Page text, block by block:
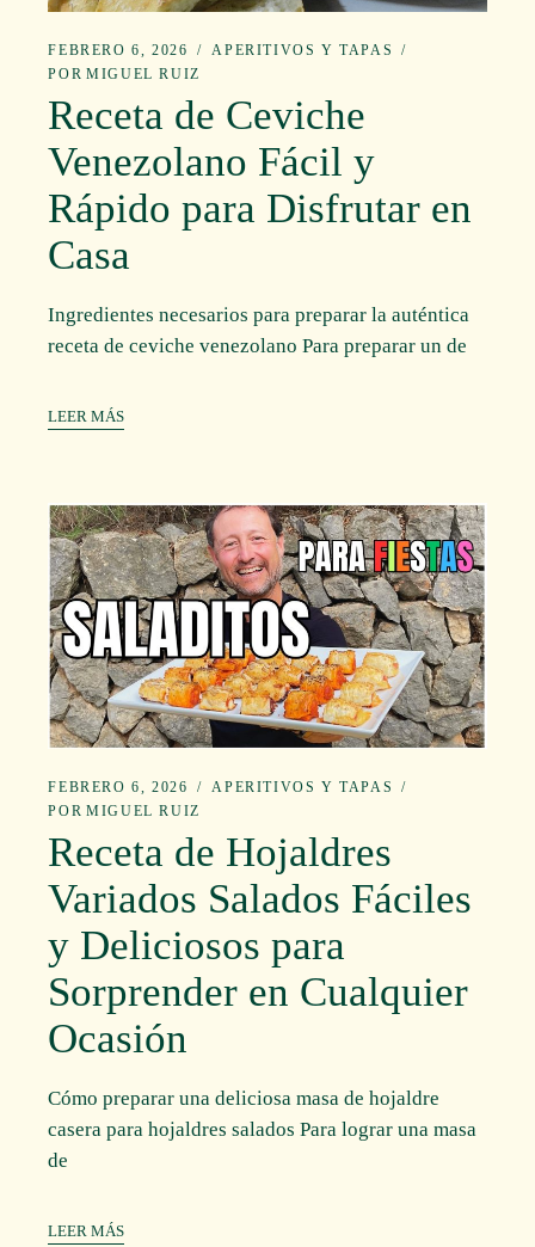
FEBRERO 6, 2026
APERITIVOS Y TAPAS
POR MIGUEL RUIZ
Receta de Ceviche
Venezolano Fácil y
Rápido para Disfrutar en
Casa
Ingredientes necesarios para preparar la auténtica
receta de ceviche venezolano Para preparar un de
LEER MÁS
FEBRERO 6, 2026
APERITIVOS Y TAPAS
POR MIGUEL RUIZ
Receta de Hojaldres
Variados Salados Fáciles
y Deliciosos para
Sorprender en Cualquier
Ocasión
Cómo preparar una deliciosa masa de hojaldre
casera para hojaldres salados Para lograr una masa
de
LEER MÁS